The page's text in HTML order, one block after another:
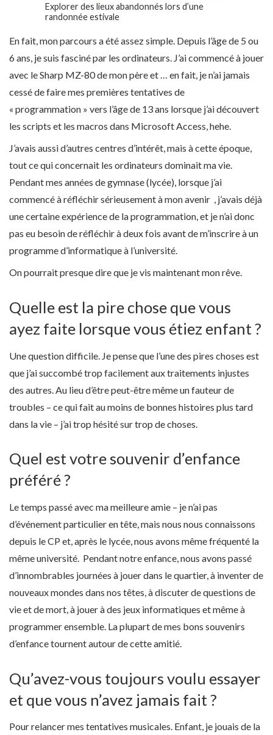
Explorer des lieux abandonnés lors d’une
randonnée estivale
En fait, mon parcours a été assez simple. Depuis l’âge de 5 ou
6 ans, je suis fasciné par les ordinateurs. J’ai commencé à jouer
avec le Sharp MZ-80 de mon père et … en fait, je n’ai jamais
cessé de faire mes premières tentatives de
« programmation » vers l’âge de 13 ans lorsque j’ai découvert
les scripts et les macros dans Microsoft Access, hehe.
J’avais aussi d’autres centres d’intérêt, mais à cette époque,
tout ce qui concernait les ordinateurs dominait ma vie.
Pendant mes années de gymnase (lycée), lorsque j’ai
commencé à réfléchir sérieusement à mon avenir , j’avais déjà
une certaine expérience de la programmation, et je n’ai donc
pas eu besoin de réfléchir à deux fois avant de m’inscrire à un
programme d’informatique à l’université.
On pourrait presque dire que je vis maintenant mon rêve.
Quelle est la pire chose que vous
ayez faite lorsque vous étiez enfant ?
Une question difficile. Je pense que l’une des pires choses est
que j’ai succombé trop facilement aux traitements injustes
des autres. Au lieu d’être peut-être même un fauteur de
troubles – ce qui fait au moins de bonnes histoires plus tard
dans la vie – j’ai trop hésité sur trop de choses.
Quel est votre souvenir d’enfance
préféré ?
Le temps passé avec ma meilleure amie – je n’ai pas
d’événement particulier en tête, mais nous nous connaissons
depuis le CP et, après le lycée, nous avons même fréquenté la
même université. Pendant notre enfance, nous avons passé
d’innombrables journées à jouer dans le quartier, à inventer de
nouveaux mondes dans nos têtes, à discuter de questions de
vie et de mort, à jouer à des jeux informatiques et même à
programmer ensemble. La plupart de mes bons souvenirs
d’enfance tournent autour de cette amitié.
Qu’avez-vous toujours voulu essayer
et que vous n’avez jamais fait ?
Pour relancer mes tentatives musicales. Enfant, je jouais de la